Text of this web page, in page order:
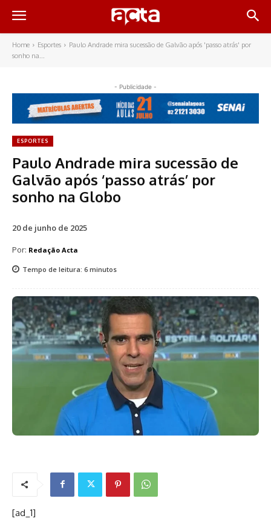
Home Esportes
Paulo Andrade mira sucessão de Galvão após 'passo atrás' por
sonho na...
- Publicidade -
ESPORTES
Paulo Andrade mira sucessão de
Galvão após ‘passo atrás’ por
sonho na Globo
20 de junho de 2025
Por: Redação Acta
Tempo de leitura: 6 minutos
[ad_1]